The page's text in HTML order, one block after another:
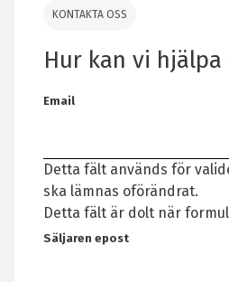
KONTAKTA OSS
Hur kan vi hjälpa
Email
Detta fält används för
ska lämnas oförändrat.
Detta fält är dolt när
Säljaren epost